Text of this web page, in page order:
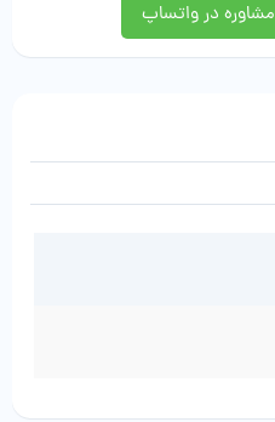
مشاوره در واتساپ